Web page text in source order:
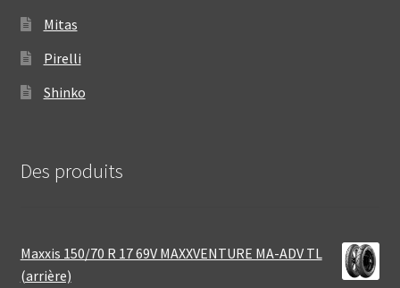
Mitas
Pirelli
Shinko
Des produits
Maxxis 150/70 R 17 69V MAXXVENTURE MA-ADV TL
(arrière)